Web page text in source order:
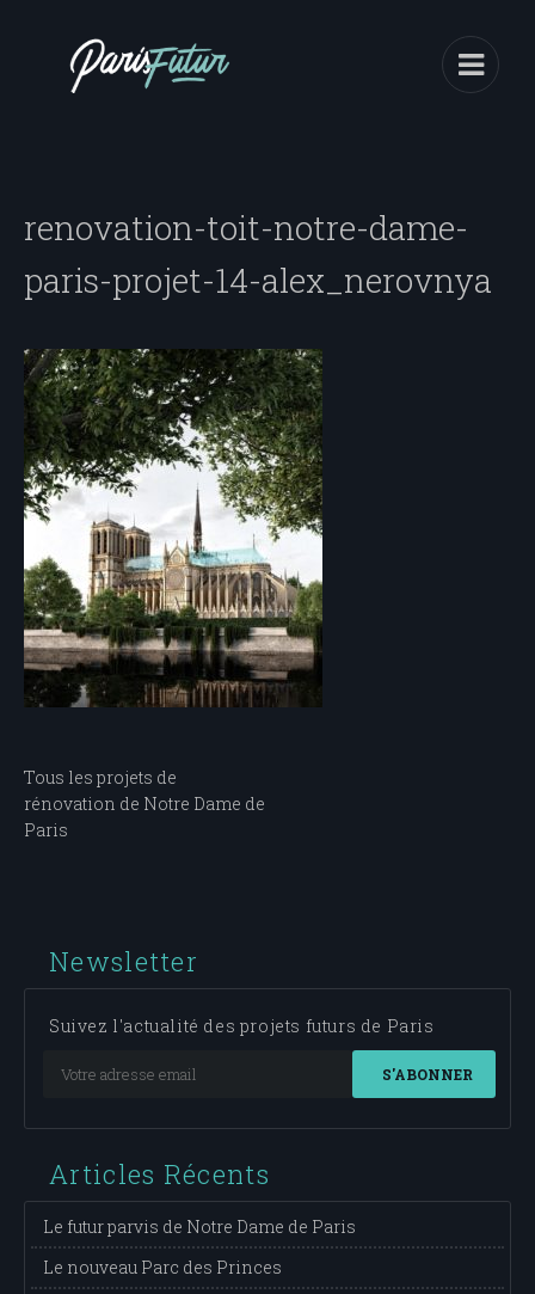
renovation-toit-notre-dame-
paris-projet-14-alex_nerovnya
Navigation
de
Tous les projets de
rénovation de Notre Dame de
Paris
Newsletter
Suivez l'actualité des projets futurs de Paris
S'ABONNER
Articles Récents
Le futur parvis de Notre Dame de Paris
Le nouveau Parc des Princes